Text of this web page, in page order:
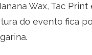
Wax, Tac Print
do evento fica